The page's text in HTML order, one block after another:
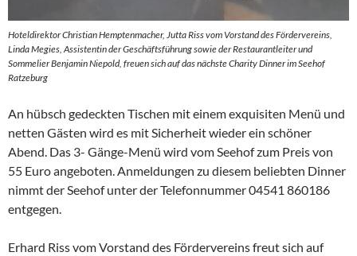
Hoteldirektor Christian Hemptenmacher, Jutta Riss vom Vorstand des Fördervereins,
Linda Megies, Assistentin der Geschäftsführung sowie der Restaurantleiter und
Sommelier Benjamin Niepold, freuen sich auf das nächste Charity Dinner im Seehof
Ratzeburg
An hübsch gedeckten Tischen mit einem exquisiten Menü und
netten Gästen wird es mit Sicherheit wieder ein schöner
Abend. Das 3- Gänge-Menü wird vom Seehof zum Preis von
55 Euro angeboten. Anmeldungen zu diesem beliebten Dinner
nimmt der Seehof unter der Telefonnummer 04541 860186
entgegen.
Erhard Riss vom Vorstand des Fördervereins freut sich auf